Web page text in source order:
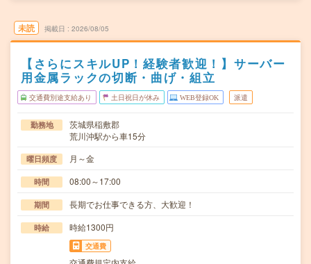
未読 掲載日 2026/08/05
【さらにスキルUP！経験者歓迎！】サーバー
用金属ラックの切断・曲げ・組立
交通費別途支給あり 土日祝日が休み WEB登録OK 派遣
勤務地
茨城県稲敷郡
荒川沖駅から車15分
曜日頻度 月～金
時間 08:00～17:00
期間 長期でお仕事できる方、大歓迎！
時給 時給1300円
交通費